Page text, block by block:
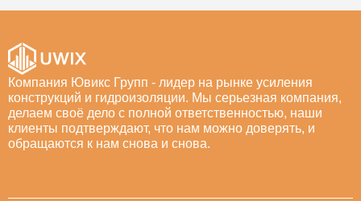
Компания Ювикс Групп - лидер на рынке усиления
конструкций и гидроизоляции. Мы серьезная компания,
делаем своё дело с полной ответственностью, наши
клиенты подтверждают, что нам можно доверять, и
обращаются к нам снова и снова.